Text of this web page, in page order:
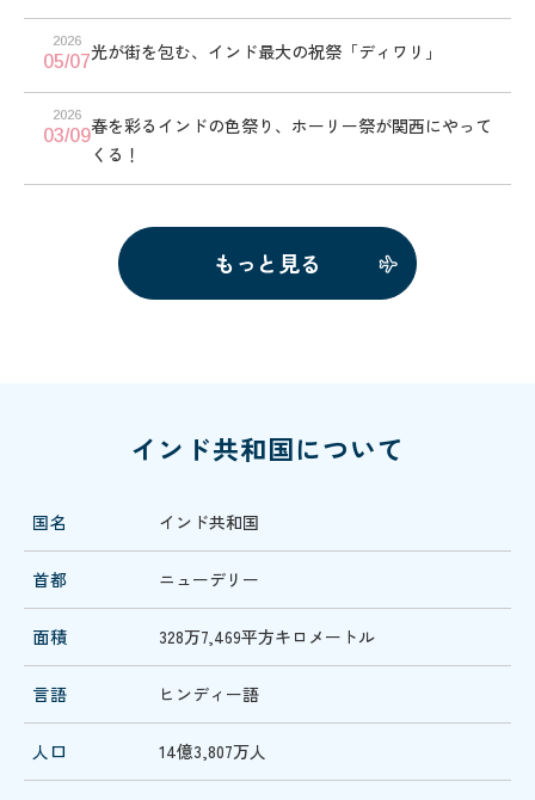
2026
05/07光が街を包む、インド最大の祝祭「ディワリ」
2026
03/09春を彩るインドの色祭り、ホーリー祭が関西にやって
くる！
もっと見る
インド共和国について
国名 インド共和国
首都 ニューデリー
面積 328万7,469平方キロメートル
言語 ヒンディー語
人口 14億3,807万人